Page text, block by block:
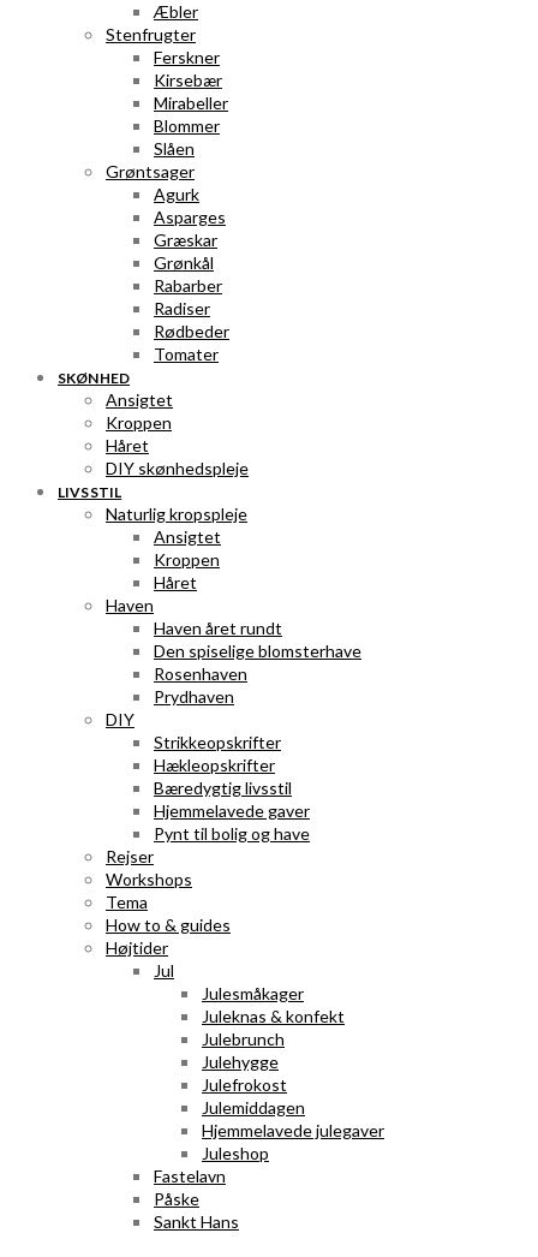
Æbler
Stenfrugter
Ferskner
Kirsebær
Mirabeller
Blommer
Slåen
Grøntsager
Agurk
Asparges
Græskar
Grønkål
Rabarber
Radiser
Rødbeder
Tomater
SKØNHED
Ansigtet
Kroppen
Håret
DIY skønhedspleje
LIVSSTIL
Naturlig kropspleje
Ansigtet
Kroppen
Håret
Haven
Haven året rundt
Den spiselige blomsterhave
Rosenhaven
Prydhaven
DIY
Strikkeopskrifter
Hækleopskrifter
Bæredygtig livsstil
Hjemmelavede gaver
Pynt til bolig og have
Rejser
Workshops
Tema
How to & guides
Højtider
Jul
Julesmåkager
Juleknas & konfekt
Julebrunch
Julehygge
Julefrokost
Julemiddagen
Hjemmelavede julegaver
Juleshop
Fastelavn
Påske
Sankt Hans